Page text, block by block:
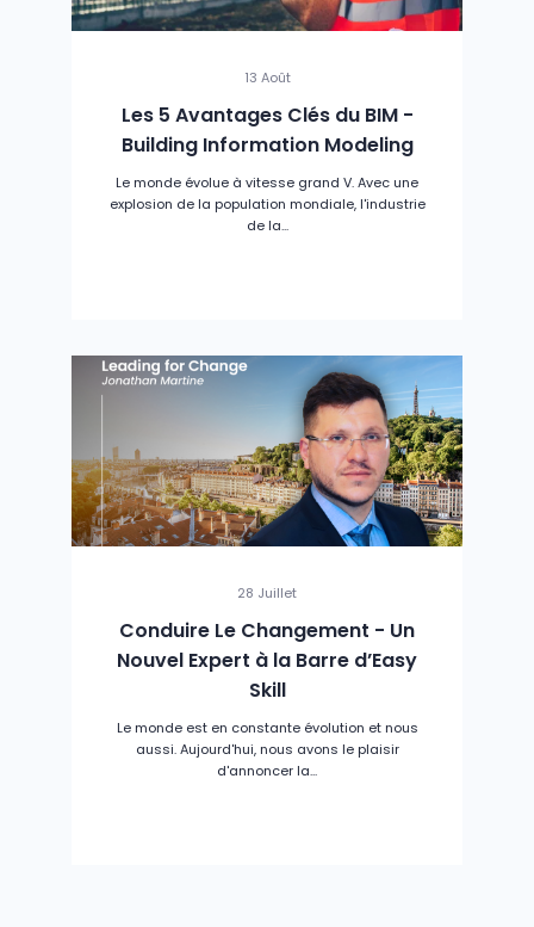
13 Août
Les 5 Avantages Clés du BIM -
Building Information Modeling
Le monde évolue à vitesse grand V. Avec une
explosion de la population mondiale, l'industrie
de la...
28 Juillet
Conduire Le Changement - Un
Nouvel Expert à la Barre d’Easy
Skill
Le monde est en constante évolution et nous
aussi. Aujourd'hui, nous avons le plaisir
d'annoncer la...